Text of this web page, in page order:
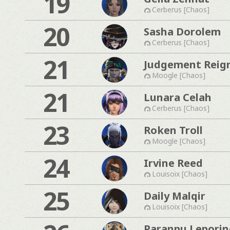
Cerberus [Chaos]
20 Sasha Dorolem
Cerberus [Chaos]
21 Judgement
Moogle [Chaos]
21 Lunara Celah
Cerberus [Chaos]
23 Roken Troll
Moogle [Chaos]
24 Irvine Reed
Louisoix [Chaos]
25 Daily Malqir
Louisoix [Chaos]